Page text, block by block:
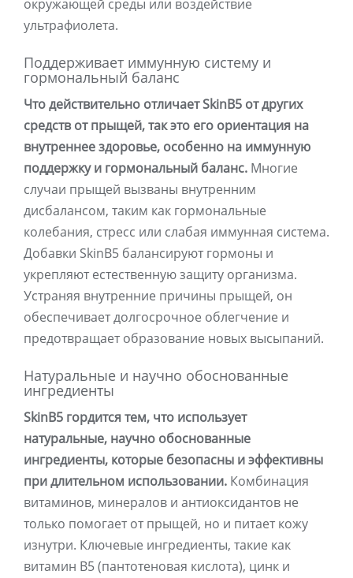
окружающей среды или воздействие
ультрафиолета.
Поддерживает иммунную систему и
гормональный баланс
Что действительно отличает SkinB5 от других
средств от прыщей, так это его ориентация на
внутреннее здоровье, особенно на иммунную
поддержку и гормональный баланс. Многие
случаи прыщей вызваны внутренним
дисбалансом, таким как гормональные
колебания, стресс или слабая иммунная система.
Добавки SkinB5 балансируют гормоны и
укрепляют естественную защиту организма.
Устраняя внутренние причины прыщей, он
обеспечивает долгосрочное облегчение и
предотвращает образование новых высыпаний.
Натуральные и научно обоснованные
ингредиенты
SkinB5 гордится тем, что использует
натуральные, научно обоснованные
ингредиенты, которые безопасны и эффективны
при длительном использовании. Комбинация
витаминов, минералов и антиоксидантов не
только помогает от прыщей, но и питает кожу
изнутри. Ключевые ингредиенты, такие как
витамин B5 (пантотеновая кислота), цинк и